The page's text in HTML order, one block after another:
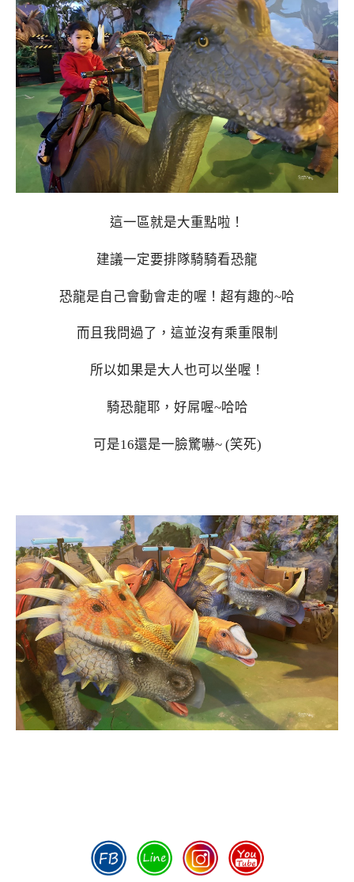
這一區就是大重點啦！
建議一定要排隊騎騎看恐龍
恐龍是自己會動會走的喔！超有趣的~哈
而且我問過了，這並沒有乘重限制
所以如果是大人也可以坐喔！
騎恐龍耶，好屌喔~哈哈
可是16還是一臉驚嚇~ (笑死)